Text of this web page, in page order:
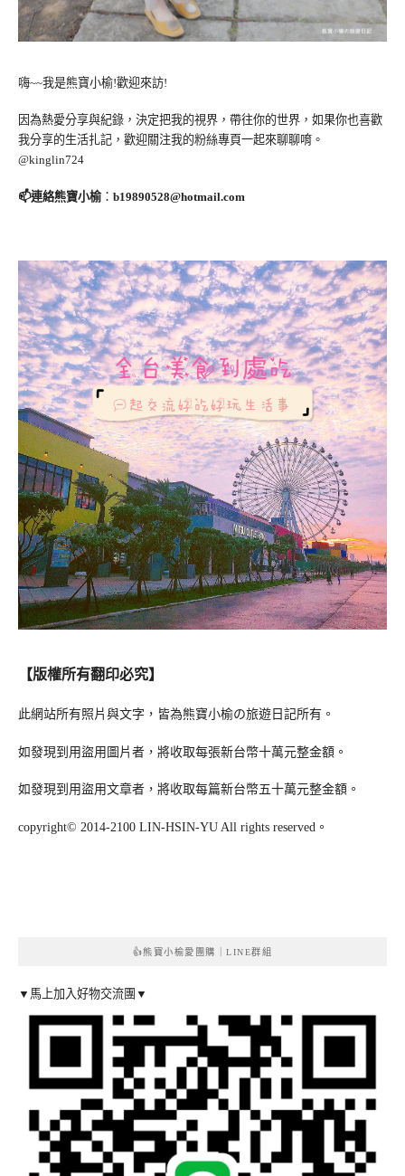
嗨~~我是熊寶小榆!歡迎來訪!
因為熱愛分享與紀錄，決定把我的視界，帶往你的世界，如果你也喜歡
我分享的生活扎記，歡迎關注我的粉絲專頁一起來聊聊唷。
@kinglin724
📫連絡熊寶小榆： b19890528@hotmail.com
【版權所有翻印必究】
此網站所有照片與文字，皆為熊寶小榆の旅遊日記所有。
如發現到用盜用圖片者，將收取每張新台幣十萬元整金額。
如發現到用盜用文章者，將收取每篇新台幣五十萬元整金額。
copyright© 2014-2100 LIN-HSIN-YU All rights reserved。
👍熊寶小榆愛團購｜LINE群組
▼馬上加入好物交流團▼